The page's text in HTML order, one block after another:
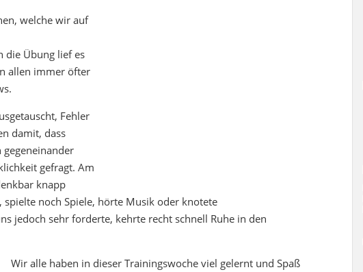
welche wir auf
die Übung lief es
allen immer öfter
Fehler
damit, dass
gefragt. Am
knapp
noch Spiele, hörte Musik oder knotete
jedoch sehr forderte, kehrte recht schnell Ruhe in den
Wir alle haben in dieser Trainingswoche viel gelernt und Spaß